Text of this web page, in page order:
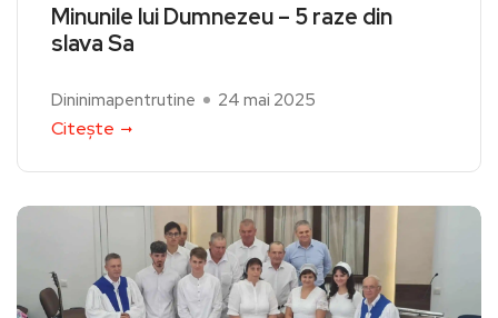
Minunile lui Dumnezeu – 5 raze din
slava Sa
Dininimapentrutine 24 mai 2025
Citește